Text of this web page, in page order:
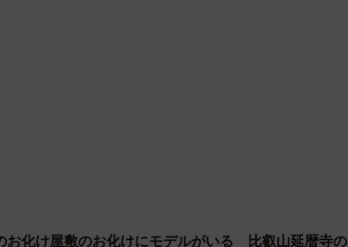
お化け屋敷のお化けにモデルがいる 比叡山延暦寺の